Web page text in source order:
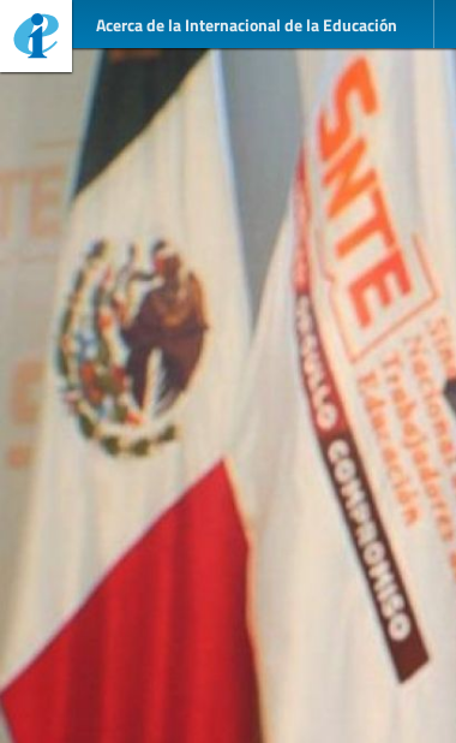
Acerca de la Internacional de la Educación